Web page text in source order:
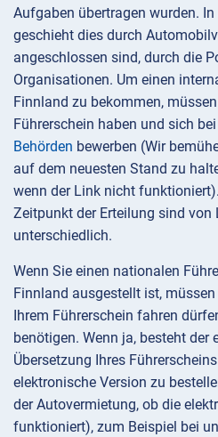
Aufgaben übertragen wurden.
geschieht dies durch
angeschlossen sind, durch die
Organisationen. Um einen
Finnland zu bekommen,
Führerschein haben und sich bei
Behörden bewerben (Wir
auf dem neuesten Stand zu
wenn der Link nicht
Zeitpunkt der Erteilung sind von
unterschiedlich.
Wenn Sie einen nationalen
Finnland ausgestellt ist,
Ihrem Führerschein fahren
benötigen. Wenn ja, besteht der
Übersetzung Ihres
elektronische Version zu
der Autovermietung, ob die
funktioniert), zum Beispiel bei